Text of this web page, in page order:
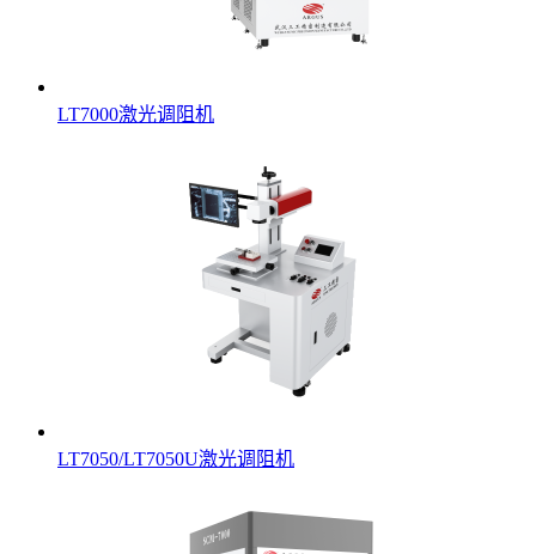
LT7000激光调阻机
LT7050/LT7050U激光调阻机